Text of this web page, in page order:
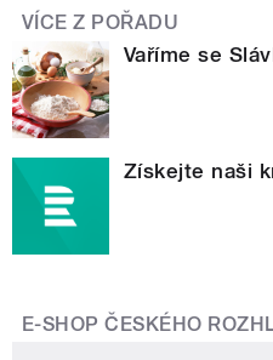
VÍCE Z POŘADU
Vaříme se
Získejte naši
E-SHOP ČESKÉHO